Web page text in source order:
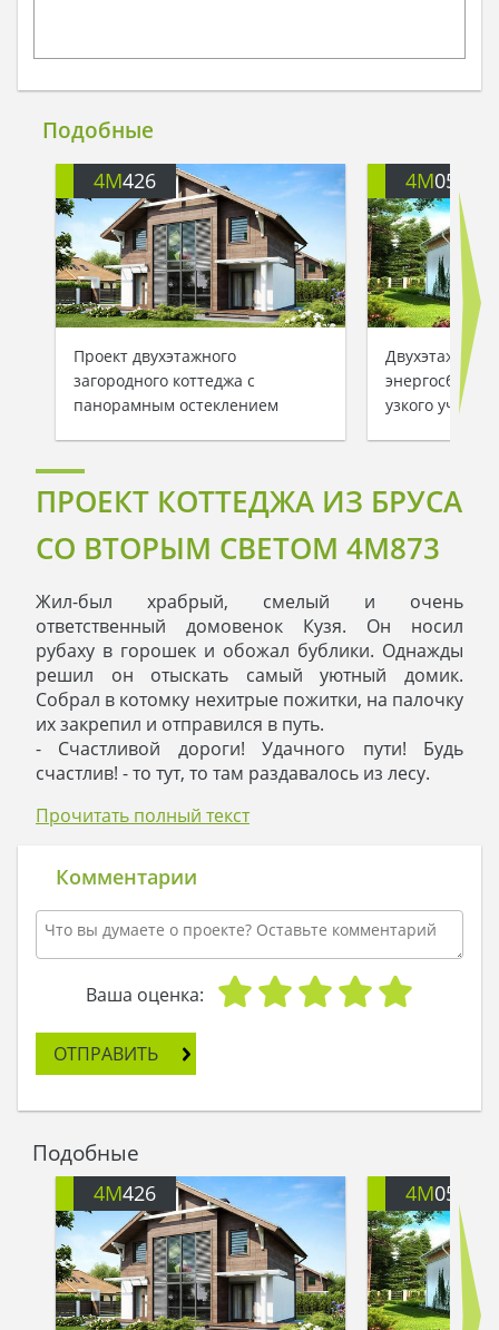
Подобные
4M426
Проект двухэтажного
загородного коттеджа с
панорамным остеклением
4M051
Двухэтажный
узкого участка
ПРОЕКТ КОТТЕДЖА ИЗ БРУСА
СО ВТОРЫМ СВЕТОМ 4M873
Жил-был храбрый, смелый и очень
ответственный домовенок Кузя. Он носил
рубаху в горошек и обожал бублики. Однажды
решил он отыскать самый уютный домик.
Собрал в котомку нехитрые пожитки, на палочку
их закрепил и отправился в путь.
- Счастливой дороги! Удачного пути! Будь
счастлив! - то тут, то там раздавалось из лесу.
подсказать ему, где ж домик его мечты
ночью, не останавливаясь. На утро третьего дня
он остановился у водного ключа, поднес руки к
холодной водице, чтобы умыться, а вода его
спросила:
- Уж не ты ли тот храбрый домовенок, который
на поиски домика отправился?
- Тогда тебе путь держать прямо, никуда не
сворачивая. Ты выйдешь в поле и увидишь
мечту.
- Спасибо тебе огромное, водица, -
поблагодарил Кузя и продолжил свой путь.
Шел он прямо, шаг за шагом сокращая
расстояние до домика. И вот он увидел за
деревьями черепичную крышу, а после
показался сам дом. Деревянный, обжитый,
добротно сделанный.
- Вот это да! - прошептал Кузя. – О чем я в жизни
Прочитать полный текст
Комментарии
Ваша оценка:
ОТПРАВИТЬ
Подобные
4M426 4M051